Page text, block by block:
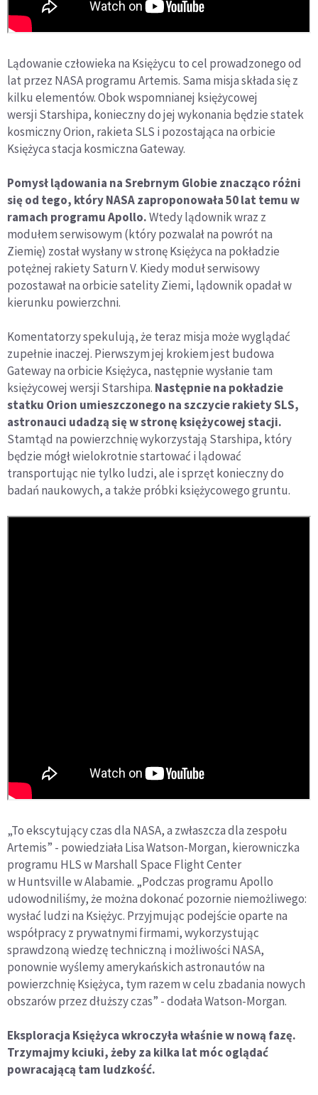
Lądowanie człowieka na Księżycu to cel prowadzonego od
lat przez NASA programu Artemis. Sama misja składa się z
kilku elementów. Obok wspomnianej księżycowej
wersji Starshipa, konieczny do jej wykonania będzie statek
kosmiczny Orion, rakieta SLS i pozostająca na orbicie
Księżyca stacja kosmiczna Gateway.
Pomysł lądowania na Srebrnym Globie znacząco różni
się od tego, który NASA zaproponowała 50 lat temu w
ramach programu Apollo.Wtedy lądownik wraz z
modułem serwisowym (który pozwalał na powrót na
Ziemię) został wysłany w stronę Księżyca na pokładzie
potężnej rakiety Saturn V. Kiedy moduł serwisowy
pozostawał na orbicie satelity Ziemi, lądownik opadał w
kierunku powierzchni.
Komentatorzy spekulują, że teraz misja może wyglądać
zupełnie inaczej. Pierwszym jej krokiem jest budowa
Gateway na orbicie Księżyca, następnie wysłanie tam
księżycowej wersji Starshipa. Następnie na pokładzie
statku Orion umieszczonego na szczycie rakiety SLS,
astronauci udadzą się w stronę księżycowej stacji.
Stamtąd na powierzchnię wykorzystają Starshipa, który
będzie mógł wielokrotnie startować i lądować
transportując nie tylko ludzi, ale i sprzęt konieczny do
badań naukowych, a także próbki księżycowego gruntu.
„To ekscytujący czas dla NASA, a zwłaszcza dla zespołu
Artemis” - powiedziała Lisa Watson-Morgan, kierowniczka
programu HLS w Marshall Space Flight Center
w Huntsville w Alabamie. „Podczas programu Apollo
udowodniliśmy, że można dokonać pozornie niemożliwego:
wysłać ludzi na Księżyc. Przyjmując podejście oparte na
współpracy z prywatnymi firmami, wykorzystując
sprawdzoną wiedzę techniczną i możliwości NASA,
ponownie wyślemy amerykańskich astronautów na
powierzchnię Księżyca, tym razem w celu zbadania nowych
obszarów przez dłuższy czas” - dodała Watson-Morgan.
Eksploracja Księżyca wkroczyła właśnie w nową fazę.
Trzymajmy kciuki, żeby za kilka lat móc oglądać
powracającą tam ludzkość.